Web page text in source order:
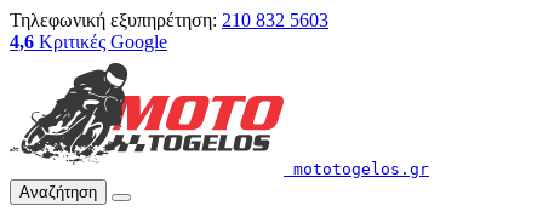
Τηλεφωνική εξυπηρέτηση: 210 832 5603
4,6 Κριτικές Google
mototogelos.gr
Αναζήτηση